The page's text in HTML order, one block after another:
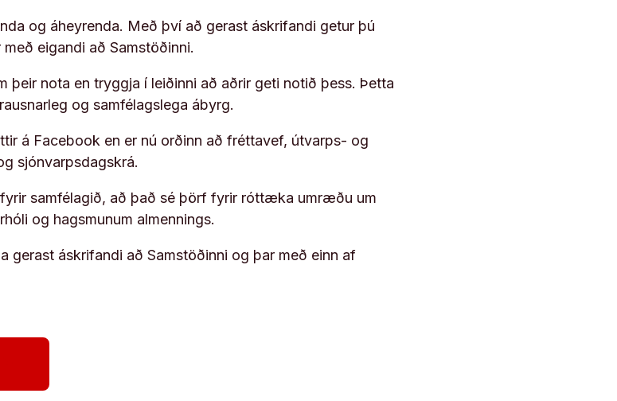
og áheyrenda. Með því að gerast áskrifandi getur þú
eigandi að Samstöðinni.
þeir nota en tryggja í leiðinni að aðrir geti notið þess. Þetta
og samfélagslega ábyrg.
á Facebook en er nú orðinn að fréttavef, útvarps- og
sjónvarpsdagskrá.
samfélagið, að það sé þörf fyrir róttæka umræðu um
og hagsmunum almennings.
gerast áskrifandi að Samstöðinni og þar með einn af